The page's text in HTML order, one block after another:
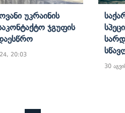
Უკრაინის
Ჯგუფის
20:03
30